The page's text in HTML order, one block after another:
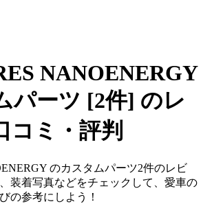
NANOENERGY
パーツ [2件] のレ
コミ・評判
のカスタムパーツ2件のレビ
装着写真などをチェックして、愛車の
の参考にしよう！